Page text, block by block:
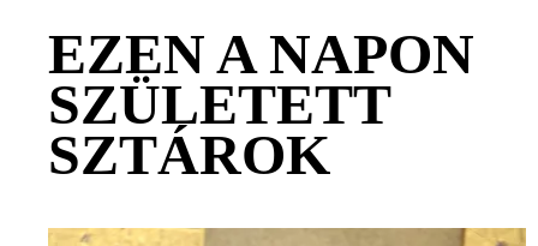
EZEN A NAPON
SZÜLETETT
SZTÁROK